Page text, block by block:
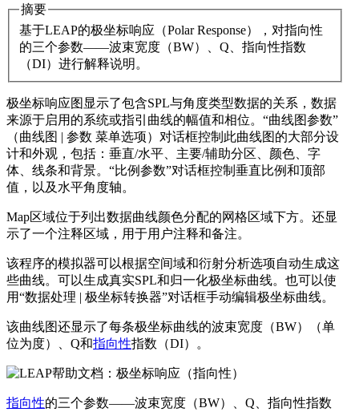
摘要
基于LEAP的极坐标响应（Polar Response），对指向性
的三个参数——波束宽度（BW）、Q、指向性指数
（DI）进行解释说明。
极坐标响应图显示了包含SPL与角度类型数据的关系，数据
来源于启用的系统或指引曲线的幅值和相位。“曲线图参数”
（曲线图 | 参数 菜单选项）对话框控制此曲线图的大部分设
计和外观，包括：垂直/水平、主要/辅助分区、颜色、字
体、线条和背景。“比例参数”对话框控制垂直比例和顶部
值，以及水平角度轴。
Map区域位于列出数据曲线颜色分配的网格区域下方。还显
示了一个注释区域，用于用户注释和备注。
该程序的模拟器可以根据空间域和衍射分析选项自动生成这
些曲线。可以生成真实SPL和归一化极坐标曲线。也可以使
用“数据处理 | 极坐标转换器”对话框手动编辑极坐标曲线。
该曲线图还显示了每条极坐标曲线的波束宽度（BW）（单
位为度）、Q和指向性指数（DI）。
指向性的三个参数——波束宽度（BW）、Q、指向性指数